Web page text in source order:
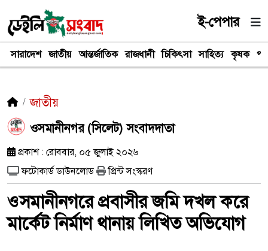
ই-পেপার
সারাদেশ জাতীয় আন্তর্জাতিক রাজধানী চিকিৎসা সাহিত্য কৃষক
জাতীয়
ওসমানীনগর (সিলেট) সংবাদদাতা
প্রকাশ : রোববার, ০৫ জুলাই ২০২৬
ফটোকার্ড ডাউনলোড
প্রিন্ট সংস্করণ
ওসমানীনগরে প্রবাসীর জমি দখল করে
মার্কেট নির্মাণ থানায় লিখিত অভিযোগ